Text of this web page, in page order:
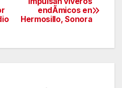
endÃmicos en
Hermosillo, Sonora